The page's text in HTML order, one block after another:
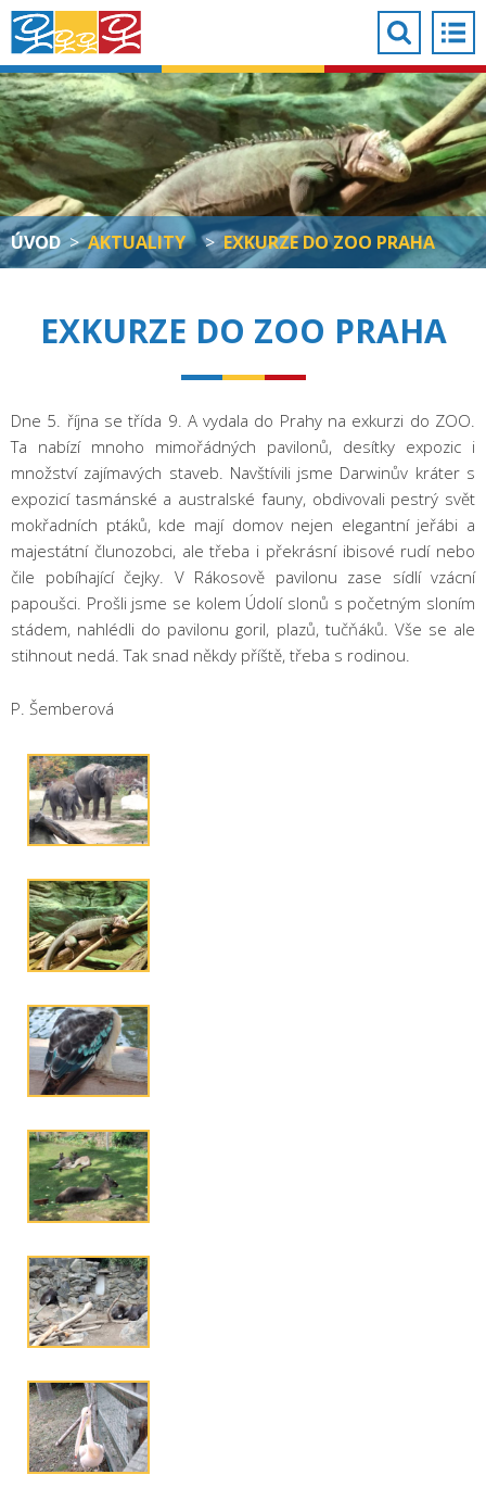
ÚVOD > AKTUALITY > EXKURZE DO ZOO PRAHA
EXKURZE DO ZOO PRAHA
Dne 5. října se třída 9. A vydala do Prahy na exkurzi do ZOO.
Ta nabízí mnoho mimořádných pavilonů, desítky expozic i
množství zajímavých staveb. Navštívili jsme Darwinův kráter s
expozicí tasmánské a australské fauny, obdivovali pestrý svět
mokřadních ptáků, kde mají domov nejen elegantní jeřábi a
majestátní člunozobci, ale třeba i překrásní ibisové rudí nebo
čile pobíhající čejky. V Rákosově pavilonu zase sídlí vzácní
papoušci. Prošli jsme se kolem Údolí slonů s početným sloním
stádem, nahlédli do pavilonu goril, plazů, tučňáků. Vše se ale
stihnout nedá. Tak snad někdy příště, třeba s rodinou.
P. Šemberová